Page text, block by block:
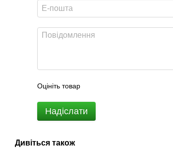
Оцініть товар
Надіслати
Дивіться також